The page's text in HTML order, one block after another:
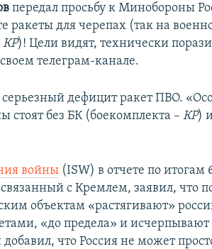
передал просьбу к Минобороны
ракеты для черепах (так на
КР)! Цели видят, технически
телеграм-канале.
дефицит ракет ПВО.
без БК (боекомплекта –КР)
войны (ISW) в отчете по итогам
с Кремлем, заявил, что
объектам «растягивают»
«до предела» и исчерпывают
что Россия не может